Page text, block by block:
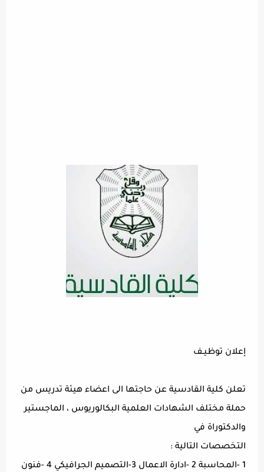
إعلان توظيـف
تعلن كلية القادسية عن حاجتها الى اعضاء هيئة تدريس من
حملة مختلف الشهادات العلمية البكالوريوس ، الماجستير
والدكتوراة في
التخصصات التالية :
1 -المحاسبة 2 -ادارة الاعمال 3-التصميم الجرافيكي 4 -فنون